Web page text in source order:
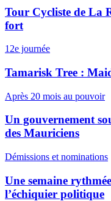
Tour Cycliste de La
fort
12e journée
Tamarisk Tree :
Après 20 mois au pouvoir
Un gouvernement
des Mauriciens
Démissions et nominations
Une semaine
l’échiquier politique